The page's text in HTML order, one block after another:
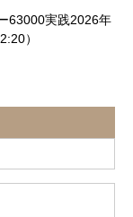
63000実践2026年
）